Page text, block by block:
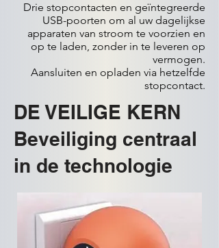
Drie stopcontacten en geïntegreerde
USB-poorten om al uw dagelijkse
apparaten van stroom te voorzien en
op te laden, zonder in te leveren op
vermogen.
Aansluiten en opladen via hetzelfde
stopcontact.
DE VEILIGE KERN
Beveiliging centraal
in de technologie